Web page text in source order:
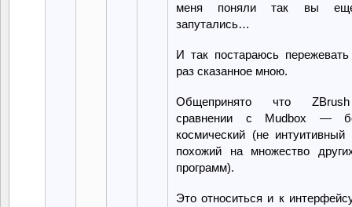
меня поняли так вы
запутались…
И так постараюсь
раз сказанное мною.
Общепринято что
сравнении с Mudbox —
космический (не
похожий на множество
программ).
Это относиться и к